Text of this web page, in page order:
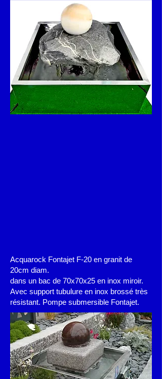
Acquarock Fontajet F-20 en granit de
20cm diam.
dans un bac de 70x70x25 en inox miroir.
Avec support tubulure en inox brossé très
résistant. Pompe submersible Fontajet.